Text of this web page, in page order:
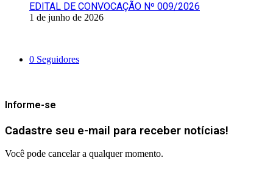
EDITAL DE CONVOCAÇÃO Nº 009/2026
1 de junho de 2026
0 Seguidores
Informe-se
Cadastre seu e-mail para receber notícias!
Você pode cancelar a qualquer momento.